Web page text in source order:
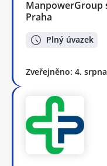
ManpowerGroup
Praha
Plný úvazek
Zveřejněno: 4. srpna